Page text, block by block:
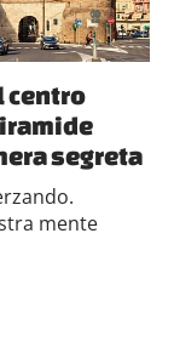
centro
segreta
mente